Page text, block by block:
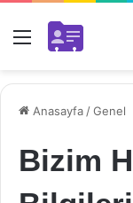
Menü
Anasayfa /Genel
Bizim